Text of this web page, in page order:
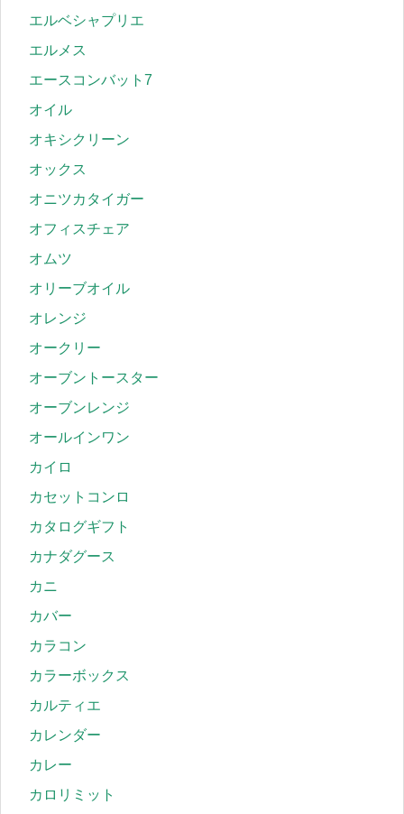
エルベシャプリエ
エルメス
エースコンバット7
オイル
オキシクリーン
オックス
オニツカタイガー
オフィスチェア
オムツ
オリーブオイル
オレンジ
オークリー
オーブントースター
オーブンレンジ
オールインワン
カイロ
カセットコンロ
カタログギフト
カナダグース
カニ
カバー
カラコン
カラーボックス
カルティエ
カレンダー
カレー
カロリミット